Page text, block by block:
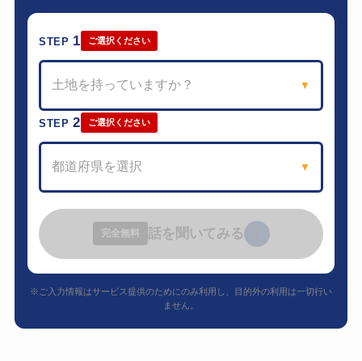
STEP 1 ご選択ください
土地を持っていますか？ ▼
STEP2 ご選択ください
都道府県を選択 ▼
完全無料 話を聞いてみる
※ご入力情報はサービス提供のためにのみ利用し、目的外の利用は一切行い
ません。